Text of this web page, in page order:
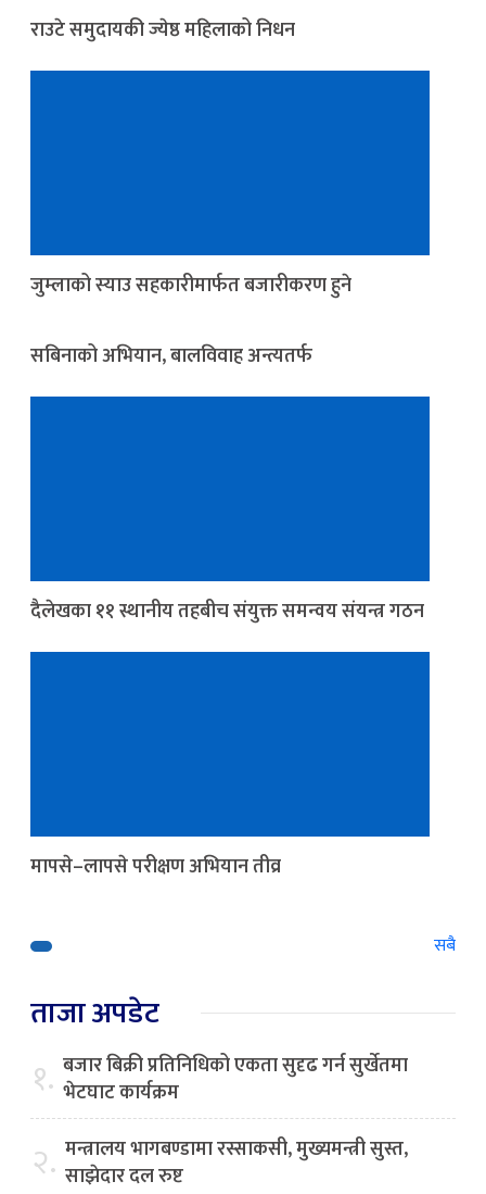
राउटे समुदायकी ज्येष्ठ महिलाको निधन
जुम्लाको स्याउ सहकारीमार्फत बजारीकरण हुने
सबिनाको अभियान, बालविवाह अन्त्यतर्फ
दैलेखका ११ स्थानीय तहबीच संयुक्त समन्वय संयन्त्र गठन
मापसे–लापसे परीक्षण अभियान तीव्र
सबै
ताजा अपडेट
१. बजार बिक्री प्रतिनिधिको एकता सुदृढ गर्न सुर्खेतमा
भेटघाट कार्यक्रम
२. मन्त्रालय भागबण्डामा रस्साकसी, मुख्यमन्त्री सुस्त,
साझेदार दल रुष्ट